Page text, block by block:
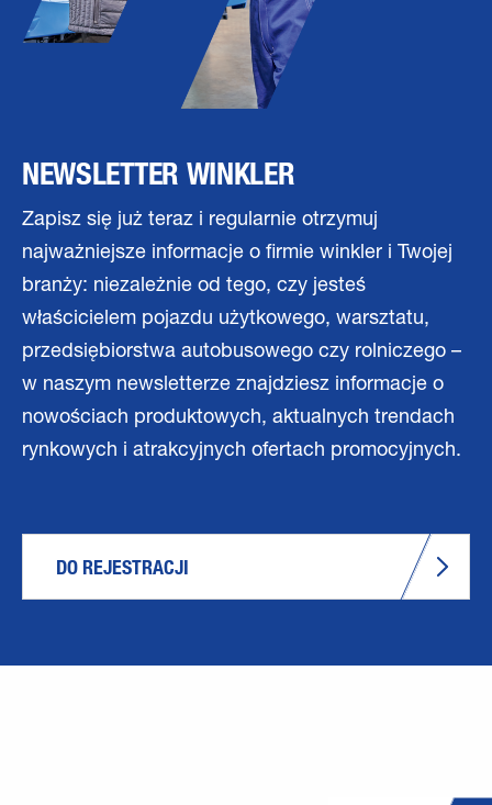
NEWSLETTER WINKLER
Zapisz się już teraz i regularnie otrzymuj
najważniejsze informacje o firmie winkler i Twojej
branży: niezależnie od tego, czy jesteś
właścicielem pojazdu użytkowego, warsztatu,
przedsiębiorstwa autobusowego czy rolniczego –
w naszym newsletterze znajdziesz informacje o
nowościach produktowych, aktualnych trendach
rynkowych i atrakcyjnych ofertach promocyjnych.
DO REJESTRACJI